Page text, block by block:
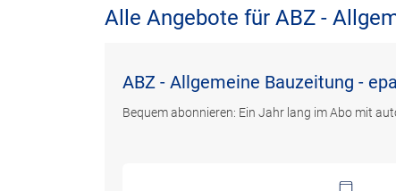
Alle Angebote für ABZ -
ABZ - Allgemeine Bauzeitung -
Bequem abonnieren: Ein Jahr lang im Abo mit